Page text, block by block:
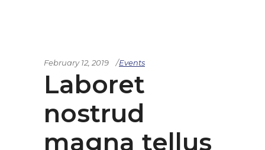
February 12, 2019 Events
Laboret
nostrud
magna tellus